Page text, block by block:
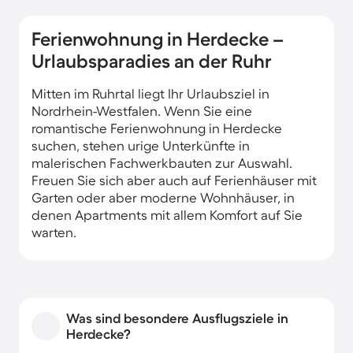
Ferienwohnung in Herdecke –
Urlaubsparadies an der Ruhr
Mitten im Ruhrtal liegt Ihr Urlaubsziel in
Nordrhein-Westfalen. Wenn Sie eine
romantische Ferienwohnung in Herdecke
suchen, stehen urige Unterkünfte in
malerischen Fachwerkbauten zur Auswahl.
Freuen Sie sich aber auch auf Ferienhäuser mit
Garten oder aber moderne Wohnhäuser, in
denen Apartments mit allem Komfort auf Sie
warten.
Was sind besondere Ausflugsziele in
Herdecke?